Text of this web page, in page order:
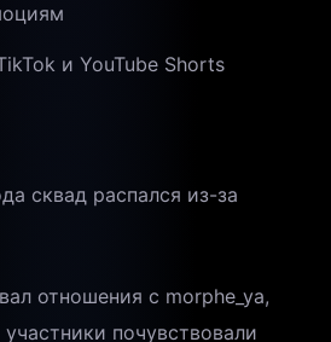
и YouTube Shorts
сквад распался из-за
отношения с morphe_ya,
участники почувствовали